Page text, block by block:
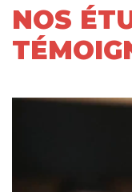
NOS